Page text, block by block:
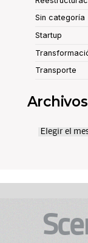
Sin categoría
Startup
Transporte
Archivos